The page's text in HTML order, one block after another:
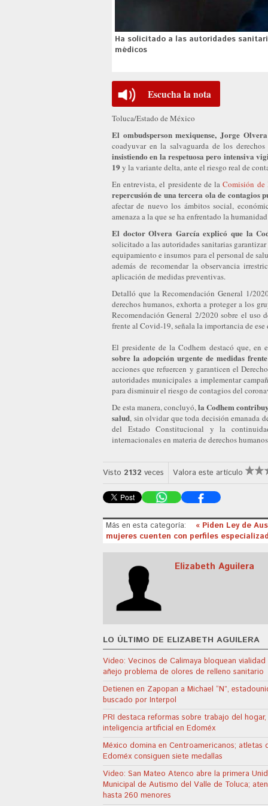
Ha solicitado a las autoridades
médicos
Escucha la nota
Toluca/Estado de México
El ombudsperson mexiquense, Jorge
coadyuvar en la salvaguarda de los
insistiendo en la respetuosa pero intensiva
19 y la variante delta, ante el riesgo real de
En entrevista, el presidente de laComisión de
repercusión de una tercera ola de contagios
afectar de nuevo los ámbitos social,
amenaza a la que se ha enfrentado la
El doctor Olvera García explicó que la
solicitado a las autoridades sanitarias
equipamiento e insumos para el personal de
además de recomendar la observancia
aplicación de medidas preventivas.
Detalló que la Recomendación General 1/
derechos humanos, exhorta a proteger a los
Recomendación General 2/2020 sobre el uso
frente al Covid-19, señala la importancia de
El presidente de la Codhem destacó que, en
sobre la adopción urgente de medidas
acciones que refuercen y garanticen el
autoridades municipales a implementar
para disminuir el riesgo de contagios del
De esta manera, concluyó,la Codhem
salud, sin olvidar que toda decisión emanada
del Estado Constitucional y la
internacionales en materia de derechos
Visto 2132 veces Valora este artículo
Más en esta categoría:
« Piden Ley de
mujeres cuenten con perfiles
Elizabeth Aguilera
LO ÚLTIMO DE ELIZABETH AGUILERA
Video: Vecinos de Calimaya bloquean
añejo problema de olores de relleno sanitario
Detienen en Zapopan a Michael “N”,
buscado por Interpol
PRI destaca reformas sobre trabajo del
inteligencia artificial en Edoméx
México domina en Centroamericanos; atletas
Edoméx consiguen siete medallas
Video: San Mateo Atenco abre la primera
Municipal de Autismo del Valle de Toluca;
hasta 260 menores